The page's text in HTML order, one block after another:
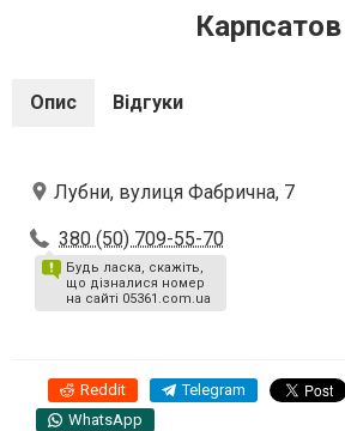
Карпсатов
Опис Відгуки
Лубни, вулиця Фабрична, 7
380 (50) 709-55-70
Будь ласка, скажіть,
що дізналися номер
на сайті 05361.com.ua
Reddit Telegram
WhatsApp